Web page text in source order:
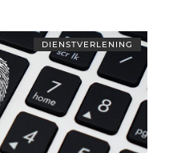
DIENSTVERLENING